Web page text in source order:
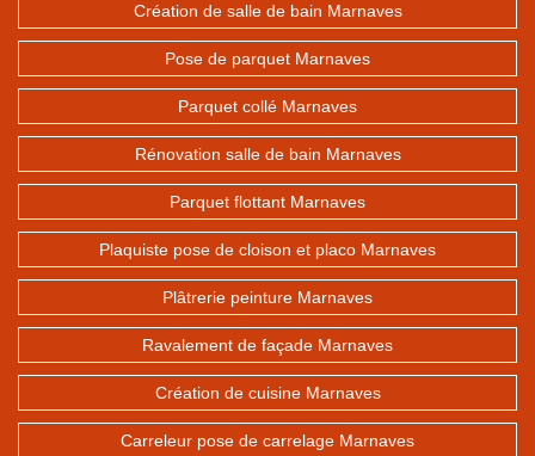
Création de salle de bain Marnaves
Pose de parquet Marnaves
Parquet collé Marnaves
Rénovation salle de bain Marnaves
Parquet flottant Marnaves
Plaquiste pose de cloison et placo Marnaves
Plâtrerie peinture Marnaves
Ravalement de façade Marnaves
Création de cuisine Marnaves
Carreleur pose de carrelage Marnaves